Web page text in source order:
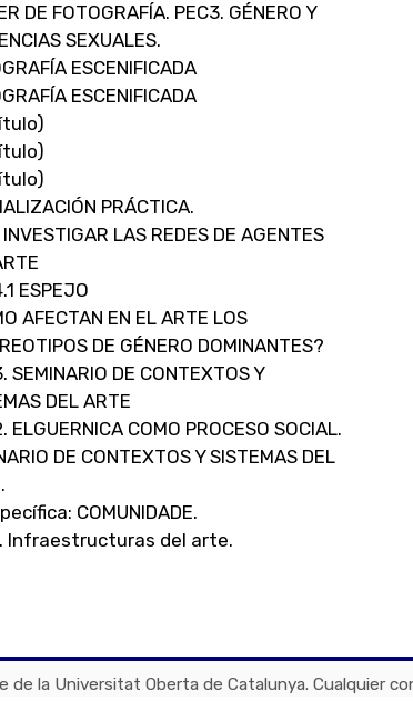
DE FOTOGRAFÍA. PEC3. GÉNERO Y
SEXUALES.
ESCENIFICADA
ESCENIFICADA
PRÁCTICA.
LAS REDES DE AGENTES
ESPEJO
AFECTAN EN EL ARTE LOS
DE GÉNERO DOMINANTES?
SEMINARIO DE CONTEXTOS Y
DEL ARTE
ELGUERNICA COMO PROCESO SOCIAL.
DE CONTEXTOS Y SISTEMAS DEL
COMUNIDADE.
Infraestructuras del arte.
la Universitat Oberta de Catalunya. Cualquier